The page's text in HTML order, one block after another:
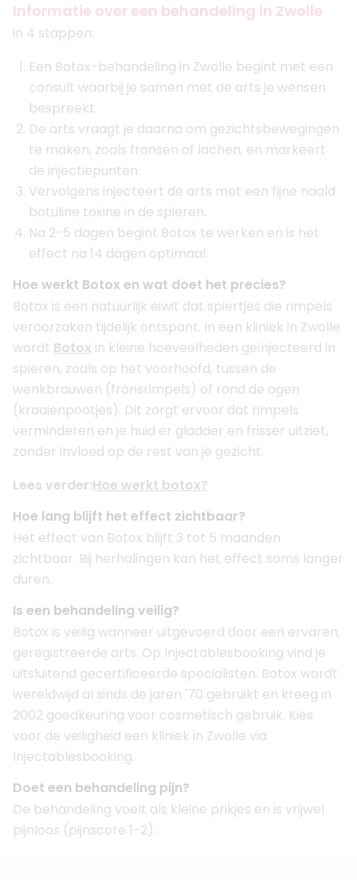
Informatie over een behandeling in Zwolle
in 4 stappen:
Een Botox-behandeling in Zwolle begint met een
consult waarbij je samen met de arts je wensen
bespreekt.
De arts vraagt je daarna om gezichtsbewegingen
te maken, zoals fronsen of lachen, en markeert
de injectiepunten.
Vervolgens injecteert de arts met een fijne naald
botuline toxine in de spieren.
Na 2-5 dagen begint Botox te werken en is het
effect na 14 dagen optimaal.
Hoe werkt Botox en wat doet het precies?
Botox is een natuurlijk eiwit dat spiertjes die rimpels
veroorzaken tijdelijk ontspant. In een kliniek in Zwolle
wordt Botox in kleine hoeveelheden geïnjecteerd in
spieren, zoals op het voorhoofd, tussen de
wenkbrauwen (fronsrimpels) of rond de ogen
(kraaienpootjes). Dit zorgt ervoor dat rimpels
verminderen en je huid er gladder en frisser uitziet,
zonder invloed op de rest van je gezicht.
Lees verder:Hoe werkt botox?
Hoe lang blijft het effect zichtbaar?
Het effect van Botox blijft 3 tot 5 maanden
zichtbaar. Bij herhalingen kan het effect soms langer
duren.
Is een behandeling veilig?
Botox is veilig wanneer uitgevoerd door een ervaren,
geregistreerde arts. Op Injectablesbooking vind je
uitsluitend gecertificeerde specialisten. Botox wordt
wereldwijd al sinds de jaren '70 gebruikt en kreeg in
2002 goedkeuring voor cosmetisch gebruik. Kies
voor de veiligheid een kliniek in Zwolle via
Injectablesbooking.
Doet een behandeling pijn?
De behandeling voelt als kleine prikjes en is vrijwel
pijnloos (pijnscore 1-2).